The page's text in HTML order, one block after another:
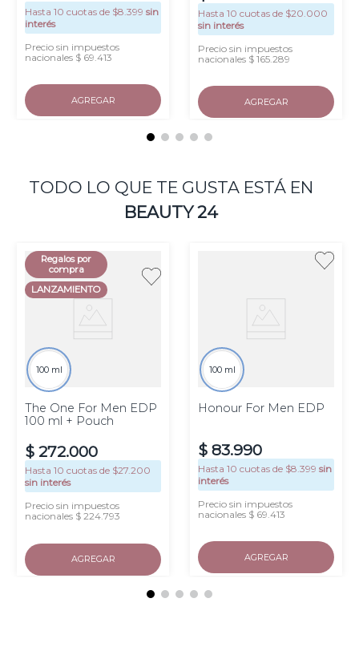
Hasta 10 cuotas de $8.399 sin
interés
Precio sin impuestos
nacionales $ 69.413
AGREGAR
Hasta 10 cuotas de $20.000
sin interés
Precio sin impuestos
nacionales $ 165.289
AGREGAR
TODO LO QUE TE GUSTA ESTÁ EN
BEAUTY 24
Regalos por
compra
LANZAMIENTO
100 ml
The One For Men EDP
100 ml + Pouch
$ 272.000
Hasta 10 cuotas de $27.200
sin interés
Precio sin impuestos
nacionales $ 224.793
AGREGAR
100 ml
Honour For Men EDP
$ 83.990
Hasta 10 cuotas de $8.399 sin
interés
Precio sin impuestos
nacionales $ 69.413
AGREGAR